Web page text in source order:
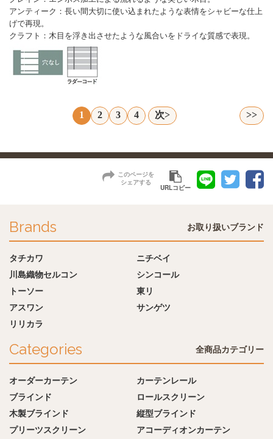
アンティーク：長い間大切に使い込まれたような表情をシャビーな仕上
げで再現。
クラフト：木目を浮き出させたような風合いをドライな質感で表現。
1 2 3 4 次> >>
このページを
シェアする
URLコピー
Brands お取り扱いブランド
タチカワ
ニチベイ
川島織物セルコン
シンコール
トーソー
東リ
アスワン
サンゲツ
リリカラ
Categories 全商品カテゴリー
オーダーカーテン
カーテンレール
ブラインド
ロールスクリーン
木製ブラインド
縦型ブラインド
プリーツスクリーン
アコーディオンカーテン